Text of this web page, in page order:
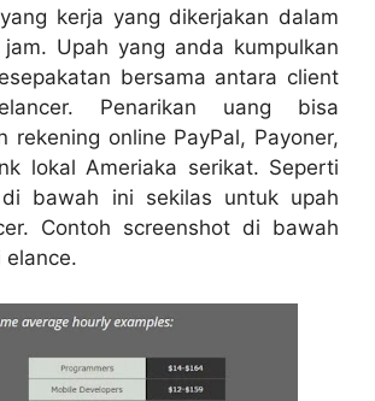
kerja yang dikerjakan dalam
Upah yang anda kumpulkan
bersama antara client
Penarikan uang bisa
rekening online PayPal, Payoner,
lokal Ameriaka serikat. Seperti
di bawah ini sekilas untuk upah
Contoh screenshot di bawah
elance.